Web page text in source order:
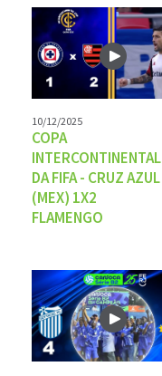
10/12/2025
COPA
INTERCONTINENTAL
DA FIFA - CRUZ AZUL
(MEX) 1X2
FLAMENGO